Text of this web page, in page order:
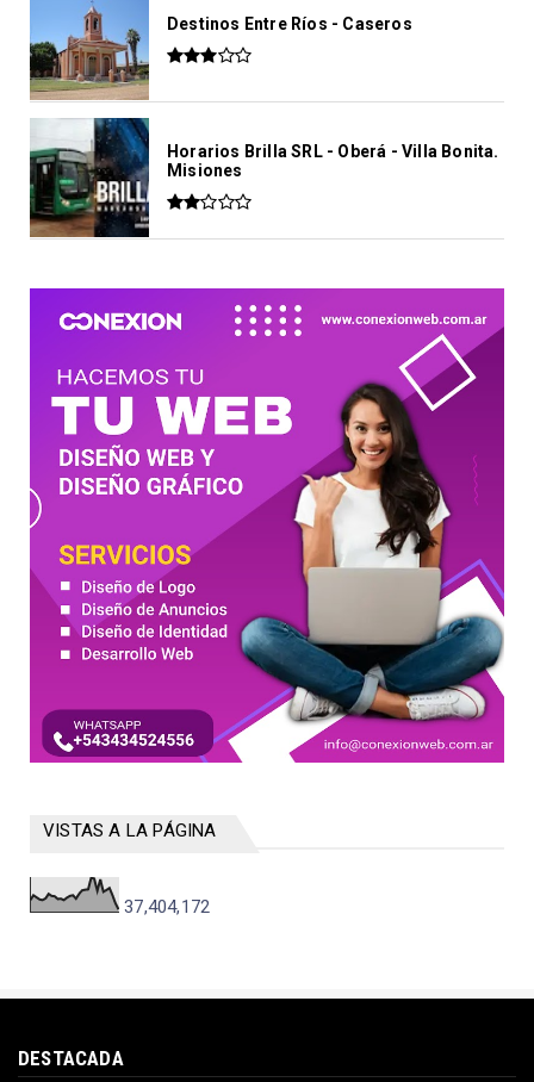
Destinos Entre Ríos - Caseros
Horarios Brilla SRL - Oberá - Villa Bonita.
Misiones
VISTAS A LA PÁGINA
37,404,172
DESTACADA